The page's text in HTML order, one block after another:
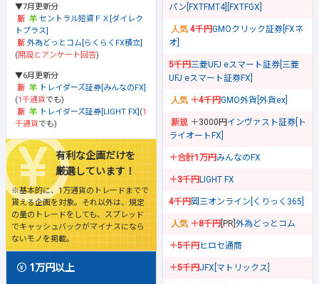
▼7月更新分
セントラル短資ＦＸ[ダイレク
トプラス]
外為どっとコム[らくらくFX積立]
(開設とアンケート回答)
▼6月更新分
トレイダーズ証券[みんなのFX]
(1千通貨でも)
トレイダーズ証券[LIGHT FX] (1
千通貨でも)
有利な企画だけを
厳選しています！
※基本的に、1万通貨のトレードまでで
貰える企画を対象。それ以外は、規定
の量のトレードをしても、スプレッド
でキャッシュバックがマイナスになら
ないモノを掲載。
1万円以上
パン[FXTFMT4][FXTFGX]
4千円GMOクリック証券[FXネ
オ]
5千円三菱UFJ eスマート証券[三菱
UFJ eスマート証券FX]
＋4千円GMO外貨[外貨ex]
＋3000円 インヴァスト証券[ト
ライオートFX]
＋合計1万円みんなのFX
＋3千円LIGHT FX
4千円岡三オンライン[くりっく365]
＋8千円 [PR] 外為どっとコム
＋5千円ヒロセ通商
＋5千円JFX[マトリックス]